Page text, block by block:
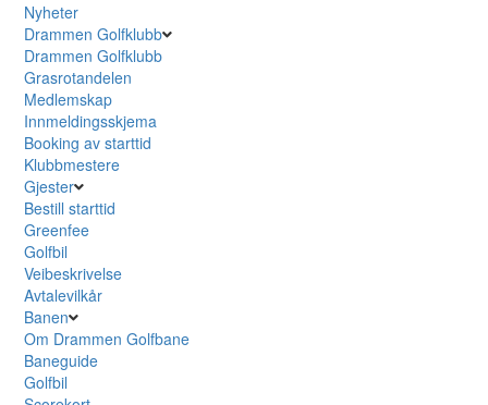
Nyheter
Drammen Golfklubb
Drammen Golfklubb
Grasrotandelen
Medlemskap
Innmeldingsskjema
Booking av starttid
Klubbmestere
Gjester
Bestill starttid
Greenfee
Golfbil
Veibeskrivelse
Avtalevilkår
Banen
Om Drammen Golfbane
Baneguide
Golfbil